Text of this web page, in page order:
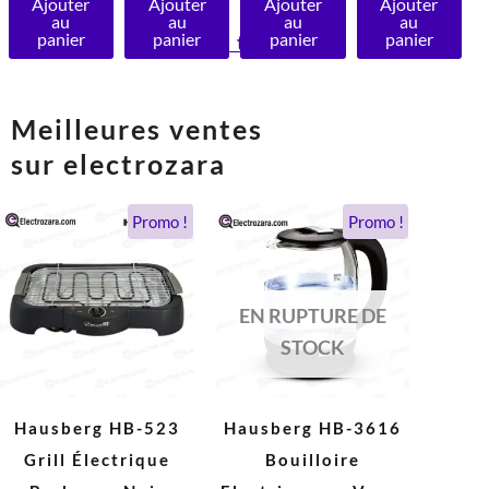
au
panier
au
panier
au
panier
au
panier
Voir tout >
Meilleures ventes
sur electrozara
Promo !
Hausberg HB-523
Grill Électrique
prix
initial
était :
490 DH.
Le
prix
actuel
est :
279 DH.
Promo !
EN RUPTURE DE
STOCK
Hausberg HB-3616
Bouilloire
prix
initial
était :
300 DH.
Le
prix
actuel
est :
180 DH.